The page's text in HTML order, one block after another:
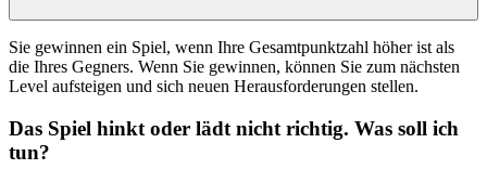
Sie gewinnen ein Spiel, wenn Ihre Gesamtpunktzahl höher ist als
die Ihres Gegners. Wenn Sie gewinnen, können Sie zum nächsten
Level aufsteigen und sich neuen Herausforderungen stellen.
Das Spiel hinkt oder lädt nicht richtig. Was soll ich
tun?